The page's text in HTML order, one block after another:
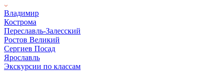
Владимир
Кострома
Переславль-Залесский
Ростов Великий
Сергиев Посад
Ярославль
Экскурсии по классам